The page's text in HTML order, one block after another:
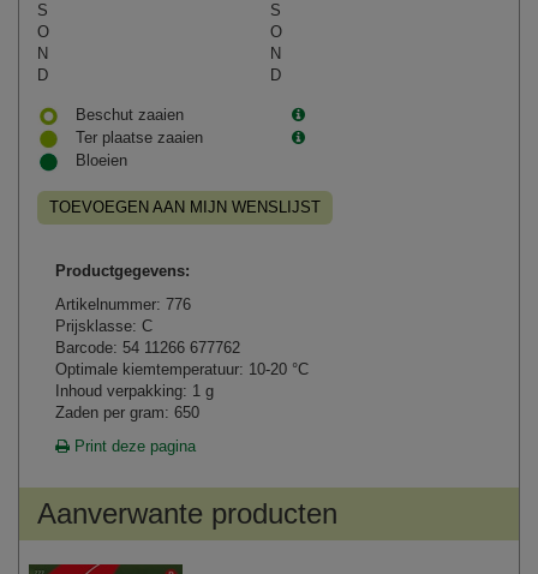
S
S
O
O
N
N
D
D
Beschut zaaien
Ter plaatse zaaien
Bloeien
TOEVOEGEN AAN MIJN WENSLIJST
Productgegevens:
Artikelnummer: 776
Prijsklasse: C
Barcode: 54 11266 677762
Optimale kiemtemperatuur: 10-20 °C
Inhoud verpakking: 1 g
Zaden per gram: 650
Print deze pagina
Aanverwante producten